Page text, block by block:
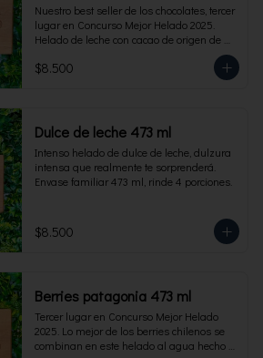
Nuestro best seller de los chocolates, tercer
lugar en Concurso Mejor Helado 2025.
Helado de leche con cacao de origen de
intensidad al 60%. Envase familiar 473 ml,
rinde 4  porciones.
$8.500
Dulce de leche 473 ml
Intenso helado de dulce de leche, dulzura
intensa que realmente te sorprenderá.
Envase familiar 473 ml, rinde 4 porciones.
$8.500
Berries patagonia 473 ml
Tercer lugar en Concurso Mejor Helado
2025. Lo mejor de los berries chilenos se
combinan en este helado al agua hecho